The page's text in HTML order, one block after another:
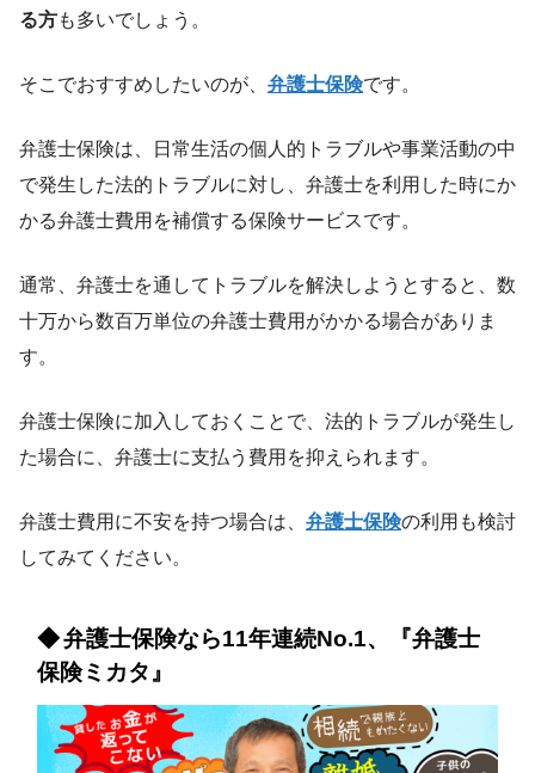
る方も多いでしょう。
そこでおすすめしたいのが、 弁護士保険です。
弁護士保険は、日常生活の個人的トラブルや事業活動の中
で発生した法的トラブルに対し、弁護士を利用した時にか
かる弁護士費用を補償する保険サービスです。
通常、弁護士を通してトラブルを解決しようとすると、数
十万から数百万単位の弁護士費用がかかる場合がありま
す。
弁護士保険に加入しておくことで、法的トラブルが発生し
た場合に、弁護士に支払う費用を抑えられます。
弁護士費用に不安を持つ場合は、 弁護士保険の利用も検討
してみてください。
弁護士保険なら11年連続No.1、『弁護士
保険ミカタ』